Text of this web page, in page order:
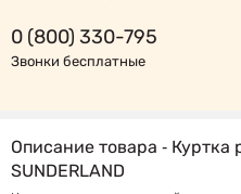
0 (800) 330-795
Звонки бесплатные
Описание товара ‐ Куртка
SUNDERLAND